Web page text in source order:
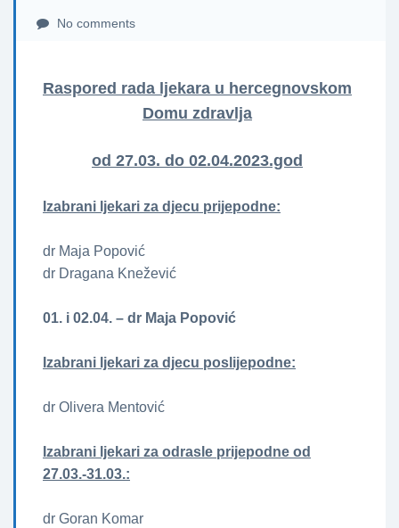
No comments
Raspored rada ljekara u hercegnovskom
Domu zdravlja
od 27.03. do 02.04.2023.god
Izabrani ljekari za djecu prijepodne:
dr Maja Popović
dr Dragana Knežević
01. i 02.04. – dr Maja Popović
Izabrani ljekari za djecu poslijepodne:
dr Olivera Mentović
Izabrani ljekari za odrasle prijepodne od
27.03.-31.03.:
dr Goran Komar